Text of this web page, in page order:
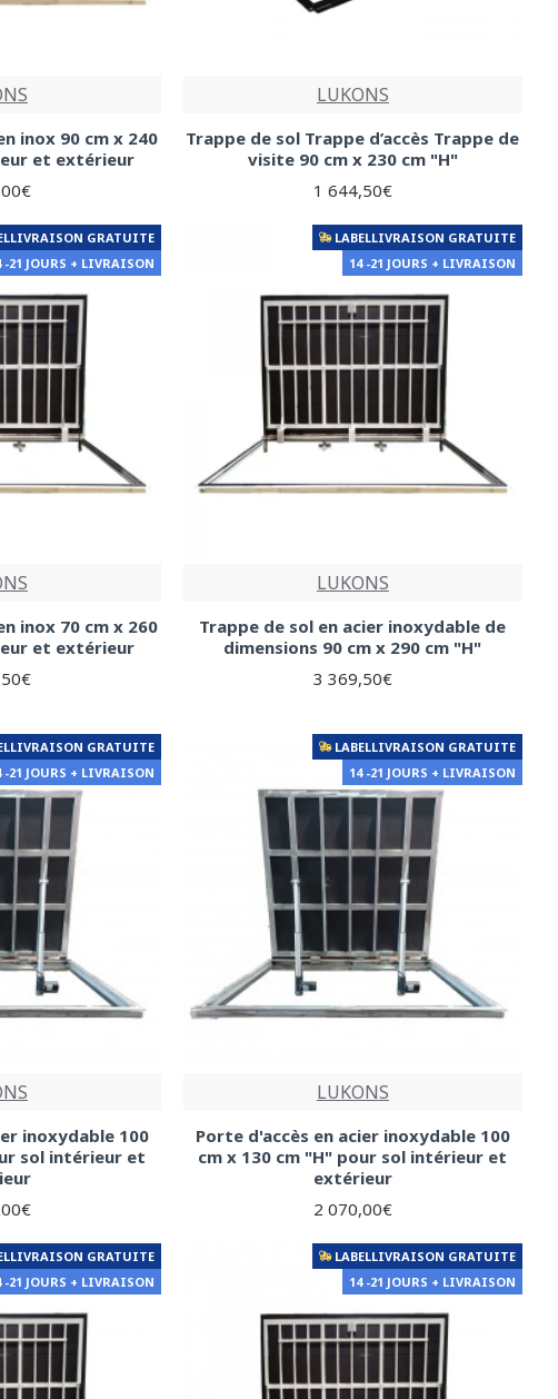
inox 90 cm x 240
et extérieur
LUKONS
Trappe de sol Trappe d’accès Trappe de
visite 90 cm x 230 cm "H"
1 644,50€
GRATUITE
-21 JOURS + LIVRAISON
inox 70 cm x 260
et extérieur
LABELLIVRAISON GRATUITE
14 -21 JOURS + LIVRAISON
LUKONS
Trappe de sol en acier inoxydable de
dimensions 90 cm x 290 cm "H"
3 369,50€
GRATUITE
-21 JOURS + LIVRAISON
inoxydable 100
sol intérieur et
LABELLIVRAISON GRATUITE
14 -21 JOURS + LIVRAISON
LUKONS
Porte d'accès en acier inoxydable 100
cm x 130 cm "H" pour sol intérieur et
extérieur
2 070,00€
GRATUITE
-21 JOURS + LIVRAISON
LABELLIVRAISON GRATUITE
14 -21 JOURS + LIVRAISON